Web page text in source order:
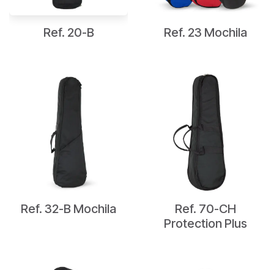
Ref. 20-B Ref. 23 Mochila
Ref. 32-B Mochila
Ref. 70-CH
Protection Plus